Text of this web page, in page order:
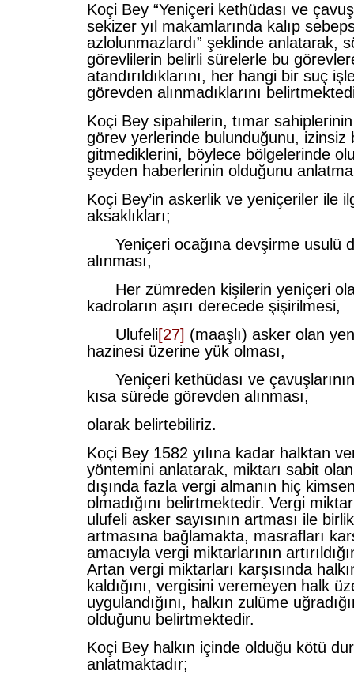
Koçi Bey “Yeniçeri kethüdası ve
sekizer yıl makamlarında kalıp
azlolunmazlardı” şeklinde anlatarak,
görevlilerin belirli sürelerle bu
atandırıldıklarını, her hangi bir suç
görevden alınmadıklarını
Koçi Bey sipahilerin, tımar
görev yerlerinde bulunduğunu, izinsiz
gitmediklerini, böylece bölgelerinde
şeyden haberlerinin olduğunu
Koçi Bey’in askerlik ve yeniçeriler ile
aksaklıkları;
Yeniçeri ocağına devşirme usulü
alınması,
Her zümreden kişilerin yeniçeri
kadroların aşırı derecede şişirilmesi,
Ulufeli[27] (maaşlı) asker olan
hazinesi üzerine yük olması,
Yeniçeri kethüdası ve
kısa sürede görevden alınması,
olarak belirtebiliriz.
Koçi Bey 1582 yılına kadar halktan
yöntemini anlatarak, miktarı sabit
dışında fazla vergi almanın hiç
olmadığını belirtmektedir. Vergi
ulufeli asker sayısının artması ile
artmasına bağlamakta, masrafları
amacıyla vergi miktarlarının
Artan vergi miktarları karşısında
kaldığını, vergisini veremeyen halk
uygulandığını, halkın zulüme
olduğunu belirtmektedir.
Koçi Bey halkın içinde olduğu kötü
anlatmaktadır;